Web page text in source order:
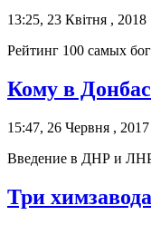
13:25, 23 Квітня , 2018
Рейтинг 100 самых
Кому в
15:47, 26 Червня , 2017
Введение в ДНР и ЛНР
Три